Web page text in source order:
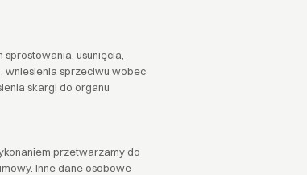
usunięcia,
wniesienia sprzeciwu wobec
skargi do organu
przetwarzamy do
Inne dane osobowe